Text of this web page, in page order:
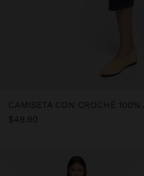
CAMISETA CON CROCHÉ 100%
$49.90